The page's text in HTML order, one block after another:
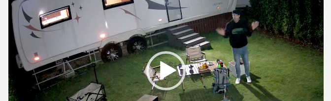
וידאו